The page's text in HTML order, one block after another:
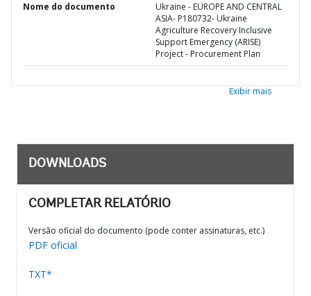
Nome do documento
Ukraine - EUROPE AND CENTRAL
ASIA- P180732- Ukraine
Agriculture Recovery Inclusive
Support Emergency (ARISE)
Project - Procurement Plan
Exibir mais
DOWNLOADS
COMPLETAR RELATÓRIO
Versão oficial do documento (pode conter assinaturas, etc.)
PDF oficial
TXT*